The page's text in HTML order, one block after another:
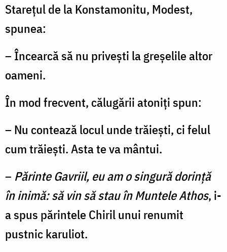
Stareţul de la Konstamonitu, Modest,
spunea:
– Încearcă să nu priveşti la greşelile altor
oameni.
În mod frecvent, călugării atoniţi spun:
– Nu contează locul unde trăieşti, ci felul
cum trăieşti. Asta te va mântui.
– Părinte Gavriil, eu am o singură dorinţă
în inimă: să vin să stau în Muntele Athos, i-
a spus părintele Chiril unui renumit
pustnic karuliot.